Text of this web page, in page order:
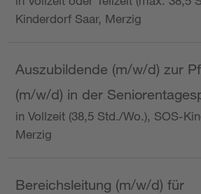
Kinderdorf Saar, Merzig
Auszubildende (m/w/d) zur
(m/w/d) in der
in Vollzeit (38,5 Std./Wo.), SOS-
Merzig
Bereichsleitung (m/w/d) für